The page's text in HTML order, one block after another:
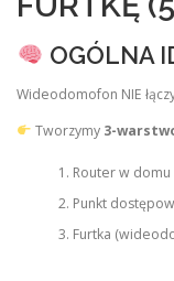
OGÓLNA
Wideodomofon NIE
Tworzymy 3-
Router w domu
Punkt
Furtka